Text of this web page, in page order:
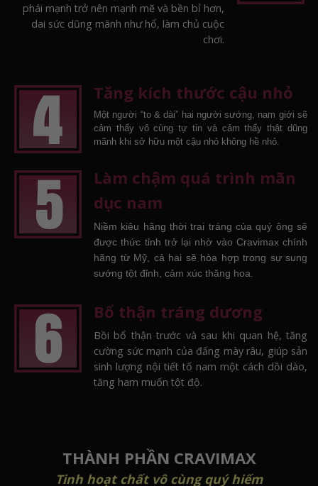
phái mạnh trở nên mạnh mẽ và bền bỉ hơn,
dai sức dũng mãnh như hổ, làm chủ cuộc
chơi.
Tăng kích thước cậu nhỏ
Một người “to & dài” hai người sướng, nam giới sẽ
cảm thấy vô cùng tự tin và cảm thấy thật dũng
mãnh khi sở hữu một cậu nhỏ không hề nhỏ.
Làm chậm quá trình mãn
dục nam
Niềm kiêu hãng thời trai tráng của quý ông sẽ
được thức tỉnh trở lại nhờ vào Cravimax chính
hãng từ Mỹ, cả hai sẽ hòa hợp trong sự sung
sướng tột đỉnh, cảm xúc thăng hoa.
Bổ thận tráng dương
Bồi bổ thận trước và sau khi quan hệ, tăng
cường sức mạnh của đấng mày râu, giúp sản
sinh lượng nội tiết tố nam một cách dồi dào,
tăng ham muốn tột độ.
THÀNH PHẦN CRAVIMAX
Tinh hoạt chất vô cùng quý hiếm